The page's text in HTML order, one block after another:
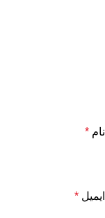
نام *
ایمیل *